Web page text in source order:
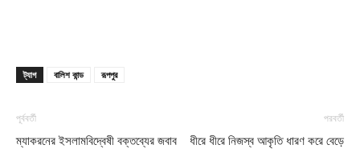
ট্যাগ বালিশ কান্ড রূপপুর
পূর্ববর্তী
ম্যাকরনের ইসলামবিদ্বেষী বক্তব্যের জবাব
পরবর্তী
ধীরে ধীরে নিজস্ব আকৃতি ধারণ করে বেড়ে